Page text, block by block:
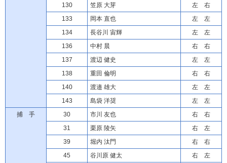
130
笠原 大芽
左 右
133
岡本 直也
左 左
134
長谷川 宙輝
左 左
136
中村 晨
右 右
137
渡辺 健史
左 左
138
重田 倫明
右 右
140
渡邉 雄大
左 左
143
島袋 洋奨
左 左
捕 手
30 市川 友也
右 右
31
栗原 陵矢
右 左
39
堀内 汰門
右 右
45
谷川原 健太
右 左